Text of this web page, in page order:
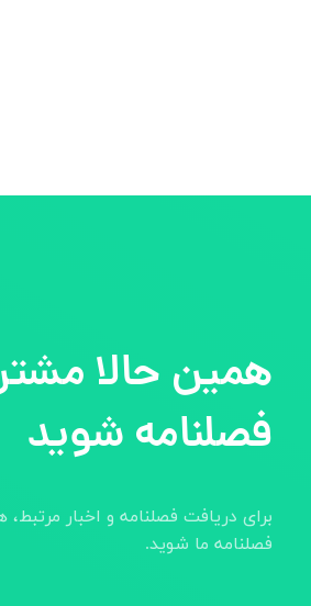
همین حالا
فصلنامه شوید
برای دریافت فصلنامه و اخبار
فصلنامه ما شوید.